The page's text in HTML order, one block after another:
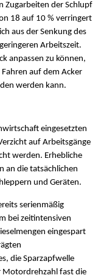
Zugarbeiten der Schlupf
18 auf 10 % verringert
aus der Senkung des
Arbeitszeit.
anpassen zu können,
auf dem Acker
werden kann.
eingesetzten
auf Arbeitsgänge
werden. Erhebliche
an die tatsächlichen
und Geräten.
serienmäßig
bei zeitintensiven
eingespart
die Sparzapfwelle
Motordrehzahl fast die